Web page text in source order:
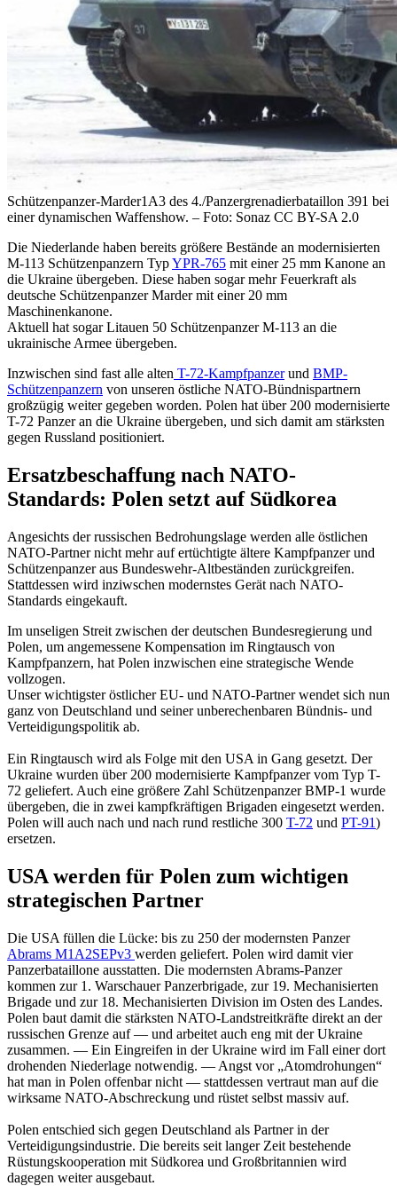
Schützenpanzer-Marder1A3 des 4./Panzergrenadierbataillon 391 bei
einer dynamischen Waffenshow. – Foto: Sonaz CC BY-SA 2.0
Die Niederlande haben bereits größere Bestände an modernisierten
M-113 Schützenpanzern TypYPR-765 mit einer 25 mm Kanone an
die Ukraine übergeben. Diese haben sogar mehr Feuerkraft als
deutsche Schützenpanzer Marder mit einer 20 mm
Maschinenkanone.
Aktuell hat sogar Litauen 50 Schützenpanzer M-113 an die
ukrainische Armee übergeben.
Inzwischen sind fast alle alten T-72-Kampfpanzerund BMP-
Schützenpanzern von unseren östliche NATO-Bündnispartnern
großzügig weiter gegeben worden. Polen hat über 200 modernisierte
T-72 Panzer an die Ukraine übergeben, und sich damit am stärksten
gegen Russland positioniert.
Ersatzbeschaffung nach NATO-
Standards: Polen setzt auf Südkorea
Angesichts der russischen Bedrohungslage werden alle östlichen
NATO-Partner nicht mehr auf ertüchtigte ältere Kampfpanzer und
Schützenpanzer aus Bundeswehr-Altbeständen zurückgreifen.
Stattdessen wird inziwschen modernstes Gerät nach NATO-
Standards eingekauft.
Im unseligen Streit zwischen der deutschen Bundesregierung und
Polen, um angemessene Kompensation im Ringtausch von
Kampfpanzern, hat Polen inzwischen eine strategische Wende
vollzogen.
Unser wichtigster östlicher EU- und NATO-Partner wendet sich nun
ganz von Deutschland und seiner unberechenbaren Bündnis- und
Verteidigungspolitik ab.
Ein Ringtausch wird als Folge mit den USA in Gang gesetzt. Der
Ukraine wurden über 200 modernisierte Kampfpanzer vom Typ T-
72 geliefert. Auch eine größere Zahl Schützenpanzer BMP-1 wurde
übergeben, die in zwei kampfkräftigen Brigaden eingesetzt werden.
Polen will auch nach und nach rund restliche 300 T-72 und PT-91)
ersetzen.
USA werden für Polen zum wichtigen
strategischen Partner
Die USA füllen die Lücke: bis zu 250 der modernsten Panzer
Abrams M1A2SEPv3 werden geliefert. Polen wird damit vier
Panzerbataillone ausstatten. Die modernsten Abrams-Panzer
kommen zur 1. Warschauer Panzerbrigade, zur 19. Mechanisierten
Brigade und zur 18. Mechanisierten Division im Osten des Landes.
Polen baut damit die stärksten NATO-Landstreitkräfte direkt an der
russischen Grenze auf — und arbeitet auch eng mit der Ukraine
zusammen. — Ein Eingreifen in der Ukraine wird im Fall einer dort
drohenden Niederlage notwendig. — Angst vor „Atomdrohungen“
hat man in Polen offenbar nicht — stattdessen vertraut man auf die
wirksame NATO-Abschreckung und rüstet selbst massiv auf.
Polen entschied sich gegen Deutschland als Partner in der
Verteidigungsindustrie. Die bereits seit langer Zeit bestehende
Rüstungskooperation mit Südkorea und Großbritannien wird
dagegen weiter ausgebaut.